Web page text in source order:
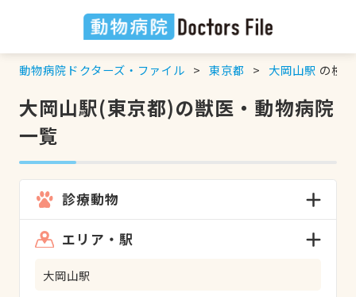
動物病院ドクターズ・ファイル 東京都 大岡山駅 の検
大岡山駅(東京都)の獣医・動物病院
一覧
診療動物
エリア・駅
大岡山駅